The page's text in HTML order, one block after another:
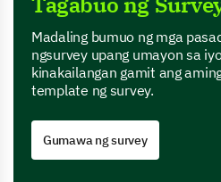
Madaling bumuo ng mga
ngsurvey upang umayon sa
kinakailangan gamit ang
template ng survey.
Gumawa ng survey